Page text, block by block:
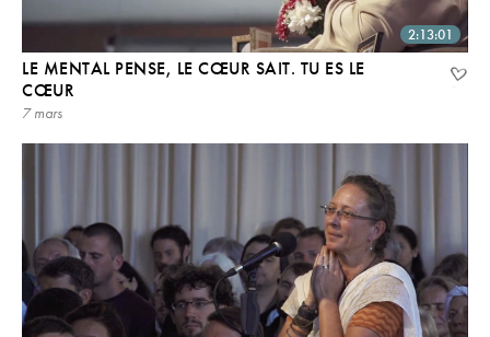
2:13:01
LE MENTAL PENSE, LE CŒUR SAIT. TU ES LE
CŒUR
7 mars